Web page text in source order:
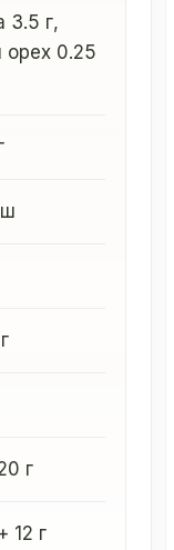
3.5 г,
орех 0.25
г
12 г